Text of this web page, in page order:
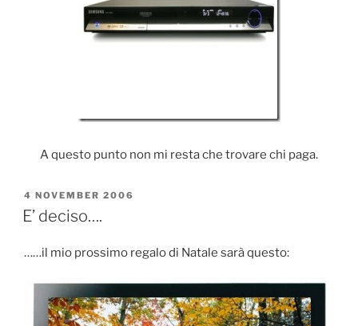
A questo punto non mi resta che trovare chi paga.
POSTED
ON
4 NOVEMBER 2006
E’ deciso….
……il mio prossimo regalo di Natale sarà questo: